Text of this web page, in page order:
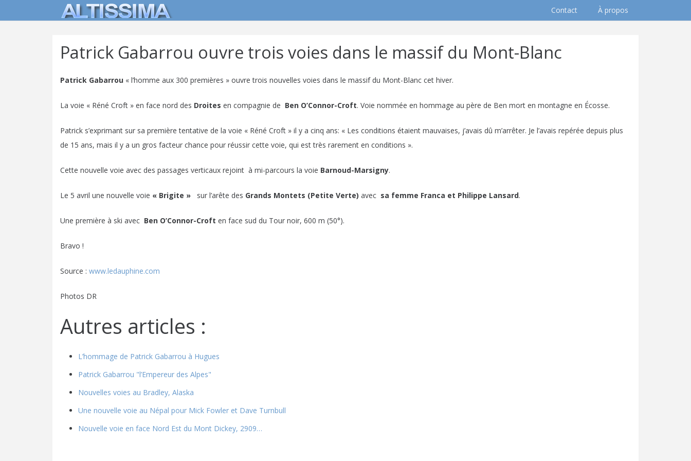
Contact À propos
Patrick Gabarrou ouvre trois voies dans le massif du Mont-Blanc
Patrick Gabarrou « l’homme aux 300 premières » ouvre trois nouvelles voies dans le massif du Mont-Blanc cet hiver.
La voie « Réné Croft » en face nord des Droites en compagnie de Ben O’Connor-Croft. Voie nommée en hommage au père de Ben mort en montagne en Écosse.
Patrick s’exprimant sur sa première tentative de la voie « Réné Croft » il y a cinq ans: « Les conditions étaient mauvaises, j’avais dû m’arrêter. Je l’avais repérée depuis plus
de 15 ans, mais il y a un gros facteur chance pour réussir cette voie, qui est très rarement en conditions ».
Cette nouvelle voie avec des passages verticaux rejoint à mi-parcours la voie Barnoud-Marsigny.
Le 5 avril une nouvelle voie « Brigite » sur l’arête des Grands Montets (Petite Verte) avec sa femme Franca et Philippe Lansard.
Une première à ski avec Ben O’Connor-Croft en face sud du Tour noir, 600 m (50°).
Bravo !
Source : www.ledauphine.com
Photos DR
Autres articles :
L’hommage de Patrick Gabarrou à Hugues
Patrick Gabarrou "l’Empereur des Alpes"
Nouvelles voies au Bradley, Alaska
Une nouvelle voie au Népal pour Mick Fowler et Dave Turnbull
Nouvelle voie en face Nord Est du Mont Dickey, 2909…